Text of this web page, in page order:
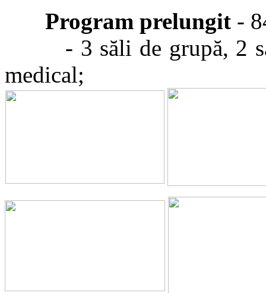
Program prelungit -
- 3 săli de grupă, 2
medical;